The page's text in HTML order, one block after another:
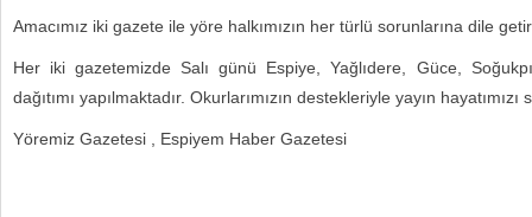
Amacımız iki gazete ile yöre halkımızın her türlü sorunlarına dile
Her iki gazetemizde Salı günü Espiye, Yağlıdere, Güce,
dağıtımı yapılmaktadır. Okurlarımızın destekleriyle yayın
Yöremiz Gazetesi , Espiyem Haber Gazetesi